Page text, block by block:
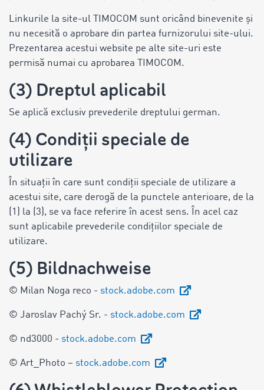
Linkurile la site-ul TIMOCOM sunt oricând binevenite și
nu necesită o aprobare din partea furnizorului site-ului.
Prezentarea acestui website pe alte site-uri este
permisă numai cu aprobarea TIMOCOM.
(3) Dreptul aplicabil
Se aplică exclusiv prevederile dreptului german.
(4) Condiții speciale de
utilizare
În situații în care sunt condiții speciale de utilizare a
acestui site, care derogă de la punctele anterioare, de la
(1) la (3), se va face referire în acest sens. În acel caz
sunt aplicabile prevederile condițiilor speciale de
utilizare.
(5) Bildnachweise
© Milan Noga reco - stock.adobe.com
© Jaroslav Pachý Sr. - stock.adobe.com
© nd3000 - stock.adobe.com
© Art_Photo – stock.adobe.com